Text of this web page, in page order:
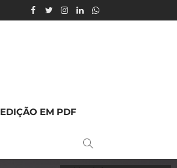
EDIÇÃO EM PDF